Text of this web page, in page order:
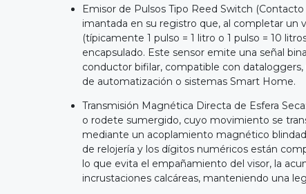
Emisor de Pulsos Tipo Reed Switch
imantada en su registro que, al completar un
(típicamente 1 pulso = 1 litro o 1 pulso = 10
encapsulado. Este sensor emite una señal
conductor bifilar, compatible con
de automatización o sistemas Smart Home.
Transmisión Magnética Directa de Esfera
o rodete sumergido, cuyo movimiento se
mediante un acoplamiento magnético
de relojería y los dígitos numéricos están
lo que evita el empañamiento del visor, la
incrustaciones calcáreas, manteniendo una